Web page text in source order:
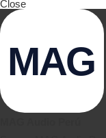
Close
MAG